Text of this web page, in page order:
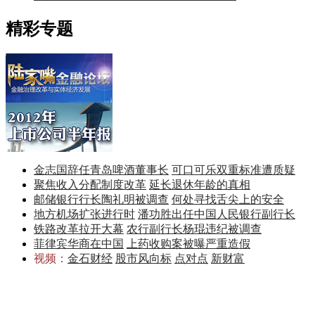
精彩专题
金志国辞任青岛啤酒董事长 可口可乐双重标准遭质疑
聚焦收入分配制度改革 延长退休年龄的真相
邮储银行行长陶礼明被调查 何处寻找舌尖上的安全
地方机场扩张进行时 潘功胜出任中国人民银行副行长
铁路改革拉开大幕 农行副行长杨琨违纪被调查
菲律宾华商在中国 上药收购案被曝严重造假
视频： 金石财经 股市风向标 点对点 新财富